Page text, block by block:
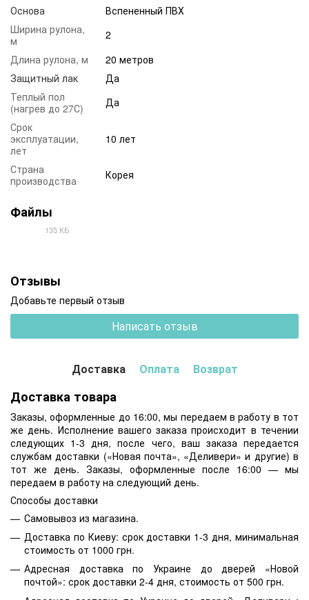
Основа
Вспененный ПВХ
Ширина рулона,
м
2
Длина рулона, м
20 метров
Защитный лак
Да
Теплый пол
(нагрев до 27С)
Да
Срок
эксплуатации,
лет
10 лет
Страна
производства
Корея
Файлы
135 КБ
Отзывы
Добавьте первый отзыв
Написать отзыв
Доставка Оплата Возврат
Доставка товара
Заказы, оформленные до 16:00, мы передаем в работу в тот
же день. Исполнение вашего заказа происходит в течении
следующих 1-3 дня, после чего, ваш заказа передается
службам доставки («Новая почта», «Деливери» и другие) в
тот же день. Заказы, оформленные после 16:00 — мы
передаем в работу на следующий день.
Способы доставки
Самовывоз из магазина.
Доставка по Киеву: срок доставки 1-3 дня, минимальная
стоимость от 1000 грн.
Адресная доставка по Украине до дверей «Новой
почтой»: срок доставки 2-4 дня, стоимость от 500 грн.